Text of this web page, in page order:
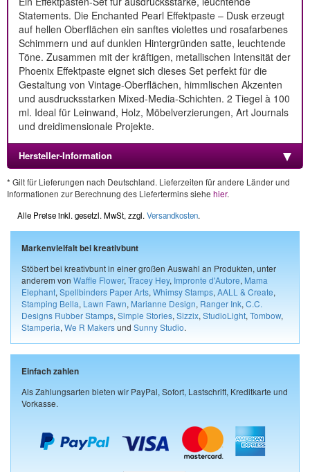
Statements. Die Enchanted Pearl Effektpaste – Dusk erzeugt
auf hellen Oberflächen ein sanftes violettes und rosafarbenes
Schimmern und auf dunklen Hintergründen satte, leuchtende
Töne. Zusammen mit der kräftigen, metallischen Intensität der
Phoenix Effektpaste eignet sich dieses Set perfekt für die
Gestaltung von Vintage-Oberflächen, himmlischen Akzenten
und ausdrucksstarken Mixed-Media-Schichten. 2 Tiegel à 100
ml. Ideal für Leinwand, Holz, Möbelverzierungen, Art Journals
und dreidimensionale Projekte.
Hersteller-Information
* Gilt für Lieferungen nach Deutschland. Lieferzeiten für andere Länder und
Informationen zur Berechnung des Liefertermins siehe hier.
Alle Preise inkl. gesetzl. MwSt, zzgl. Versandkosten.
Markenvielfalt bei kreativbunt
Stöbert bei kreativbunt in einer großen Auswahl an Produkten, unter
anderem von Waffle Flower, Tracey Hey, Impronte d'Autore, Mama
Elephant, Spellbinders Paper Arts, Whimsy Stamps, AALL & Create,
Stamping Bella, Lawn Fawn, Marianne Design, Ranger Ink, C.C.
Designs Rubber Stamps, Simple Stories, Sizzix, StudioLight, Tombow,
Stamperia, We R Makersund Sunny Studio.
Einfach zahlen
Als Zahlungsarten bieten wir PayPal, Sofort, Lastschrift, Kreditkarte und
Vorkasse.